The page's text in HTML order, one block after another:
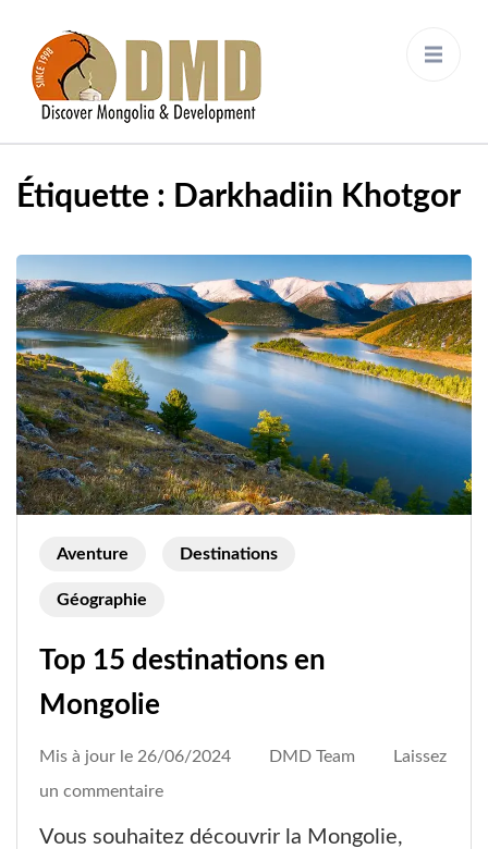
Étiquette : Darkhadiin Khotgor
Aventure Destinations
Géographie
Top 15 destinations en
Mongolie
Mis à jour le 26/06/2024 DMD Team
Laissez
un commentaireon
Vous souhaitez découvrir la Mongolie,